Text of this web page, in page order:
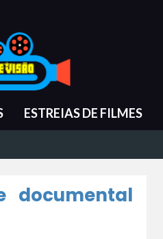
ESTREIAS DE FILMES
documental